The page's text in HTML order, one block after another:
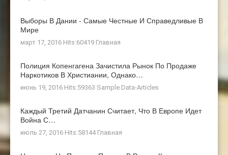
Выборы В Дании - Самые Честные И Справедливые В
Мире
март 17, 2016 Hits:60419 Главная
Полиция Копенгагена Зачистила Рынок По Продаже
Наркотиков В Христиании, Однако…
июнь 19, 2016 Hits:59363 Sample Data-Articles
Каждый Третий Датчанин Считает, Что В Европе Идет
Война С…
июль 27, 2016 Hits:58144 Главная